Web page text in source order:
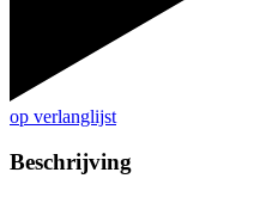
op verlanglijst
Beschrijving